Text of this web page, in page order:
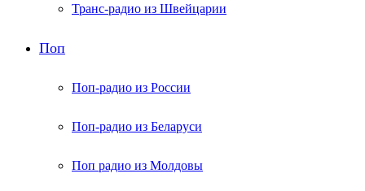
Транс-радио из Швейцарии
Поп
Поп-радио из России
Поп-радио из Беларуси
Поп радио из Молдовы